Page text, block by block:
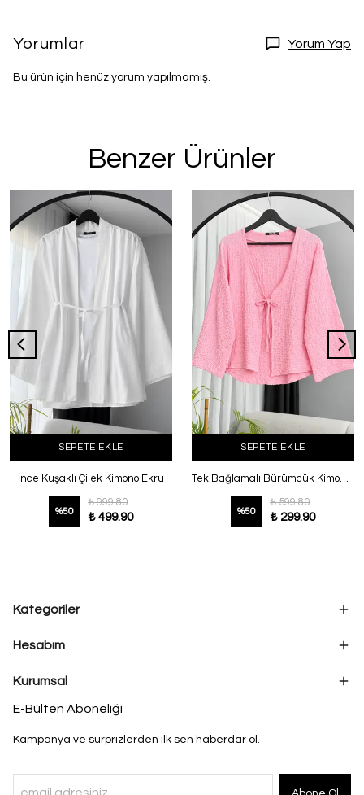
Yorumlar Yorum Yap
Bu ürün için henüz yorum yapılmamış.
Benzer Ürünler
SEPETE EKLE
İnce Kuşaklı Çilek Kimono Ekru
%50
₺ 999.80
₺ 499.90
SEPETE EKLE
Tek Bağlamalı Bürümcük Kimono Pembe
%50
₺ 599.80
₺ 299.90
Kategoriler
Hesabım
Kurumsal
E-Bülten Aboneliği
Kampanya ve sürprizlerden ilk sen haberdar ol.